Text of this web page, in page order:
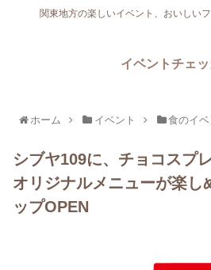
関東地方の楽しいイベント、おいしい
イベントチェ
ホーム イベント 食のイベ
シブヤ109に、チョコスプ
オリジナルメニューが楽し
ップOPEN